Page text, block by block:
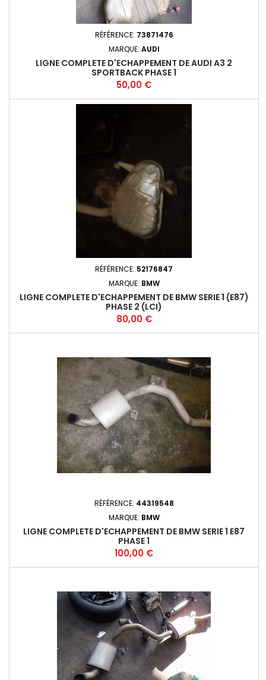
RÉFÉRENCE: 73871476
MARQUE: AUDI
LIGNE COMPLETE D'ECHAPPEMENT DE AUDI A3 2
SPORTBACK PHASE 1
Prix
50,00 €
RÉFÉRENCE: 52176847
MARQUE: BMW
LIGNE COMPLETE D'ECHAPPEMENT DE BMW SERIE 1 (E87)
PHASE 2 (LCI)
Prix
80,00 €
RÉFÉRENCE: 44319548
MARQUE: BMW
LIGNE COMPLETE D'ECHAPPEMENT DE BMW SERIE 1 E87
PHASE 1
Prix
100,00 €